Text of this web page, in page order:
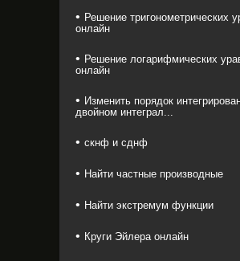
Решение тригонометрических
онлайн
Решение логарифмических
онлайн
Изменить порядок
двойном интеграл...
скнф и сднф
Найти частные производные
Найти экстремум функции
Круги Эйлера онлайн